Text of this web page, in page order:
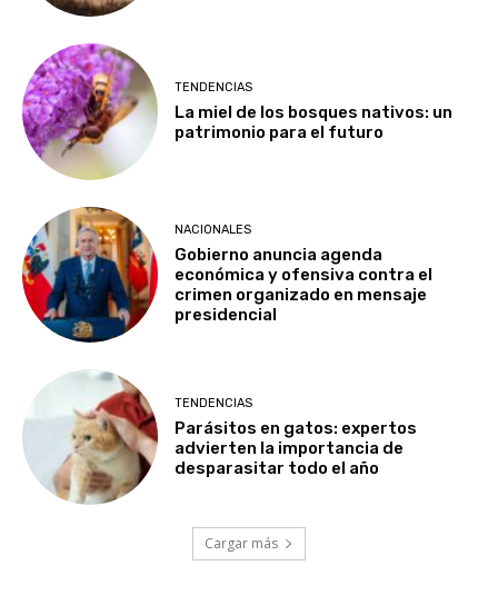
TENDENCIAS
La miel de los bosques nativos: un
patrimonio para el futuro
NACIONALES
Gobierno anuncia agenda
económica y ofensiva contra el
crimen organizado en mensaje
presidencial
TENDENCIAS
Parásitos en gatos: expertos
advierten la importancia de
desparasitar todo el año
Cargar más